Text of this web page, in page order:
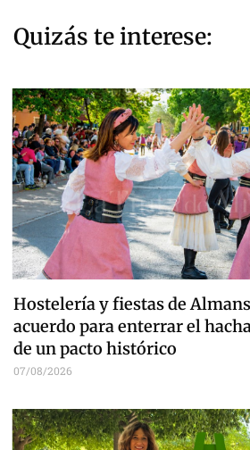
Quizás te interese:
Hostelería y fiestas de
acuerdo para enterrar el
de un pacto histórico
07/08/2026